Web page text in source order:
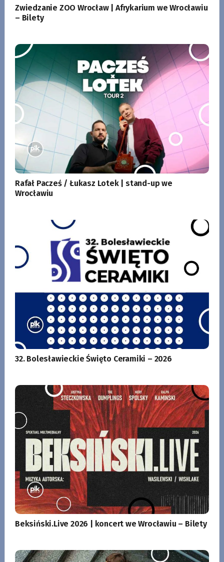
Zwiedzanie ZOO Wrocław | Afrykarium we Wrocławiu
– Bilety
Rafał Pacześ / Łukasz Lotek | stand-up we
Wrocławiu
32. Bolesławieckie Święto Ceramiki – 2026
Beksiński.Live 2026 | koncert we Wrocławiu – Bilety